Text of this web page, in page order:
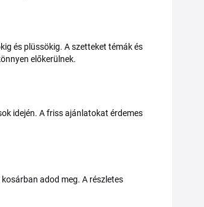
és plüssökig. A szetteket témák és
előkerülnek.
idején. A friss ajánlatokat érdemes
adod meg. A részletes